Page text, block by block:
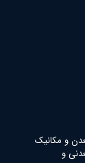
و مکانیک
و